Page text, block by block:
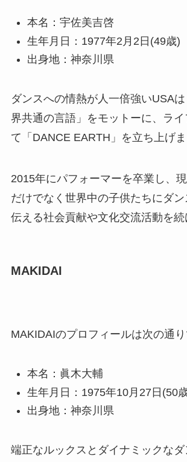
本名：宇佐美吉啓
生年月日：1977年2月2日(49歳)
出身地：神奈川県
ダンスへの情熱が人一倍強いUSA
界共通の言語」をモットーに、ライ
て「DANCE EARTH」を立ち上げま
2015年にパフォーマーを卒業し、
だけでなく世界中の子供たちにダ
伝える社会貢献や文化交流活動を続
MAKIDAI
MAKIDAIのプロフィールは次の通り
本名：眞木大輔
生年月日：1975年10月27日(50
出身地：神奈川県
端正なルックスとダイナミックな